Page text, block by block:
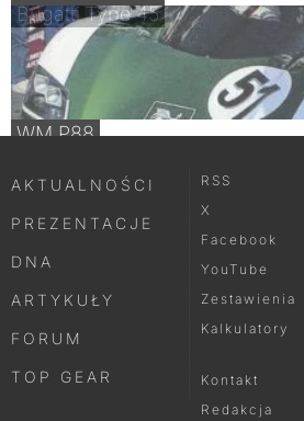
Bugatti Type 45
WM P88
AKTUALNOŚCI
PREZENTACJE
DNA
ARTYKUŁY
FORUM
TOP GEAR
RSS
X
Facebook
YouTube
Zestawienia
Kalkulatory
Kontakt
Redakcja